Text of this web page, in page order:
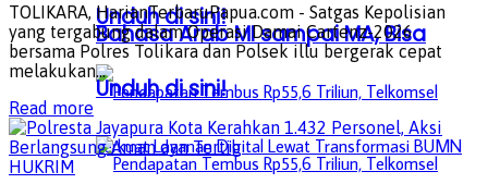
Unduh di sini!
Bahasa Arab MI sampai MA, Bisa
Unduh di sini!
TOLIKARA, HarianTerbaruPapua.com - Satgas Kepolisian
yang tergabung dalam Operasi Damai Cartenz-2026
bersama Polres Tolikara dan Polsek illu bergerak cepat
melakukan...
Read more Details
HUKRIM